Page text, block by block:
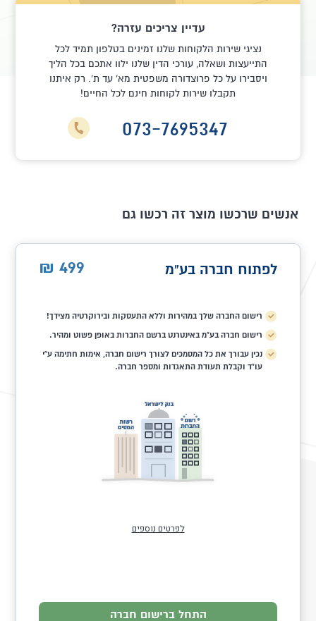
עדיין צריכים עזרה?
נציגי שירות הלקוחות שלנו זמינים בטלפון תמיד לכל
התייעצות ושאלה, עורכי הדין שלנו ילוו אתכם בכל הליך
ויסבירו על כל פרוצדורה משפטית מא' עד ת'. רק איתנו
תקבלו שירות לקוחות חינם לכל החיים!
073-7695347
אנשים שרכשו מוצר זה רכשו גם
499
₪ לפתוח חברה בע"מ
רישום החברה שלך במהירות וללא התעסקות ובירוקרטיה מצידך!
רישום חברה בע"מ באינטרנט ברשם החברות באופן פשוט ומהיר.
נכין עבורך את כל המסמכים לצורך רישום חברה, אימות חתימה ע"י
עו"ד וקבלת תעודת התאגדות ומספר חברה.
לפרטים נוספים
התחל ברישום חברה